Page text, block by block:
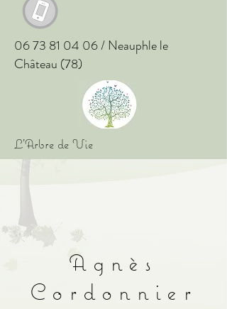
Agnès
Cordonnier
L'Arbre de Vie
06 73 81 04 06/ Neauphle le
Château (78)